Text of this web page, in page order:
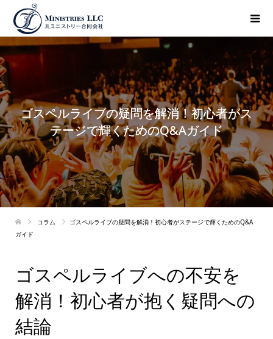
ゴスペルライブの疑問を解消！初心者がス
テージで輝くためのQ&Aガイド
コラム
ゴスペルライブの疑問を解消！初心者がステージで輝くためのQ&A
ガイド
ゴスペルライブへの不安を
解消！初心者が抱く疑問への
結論